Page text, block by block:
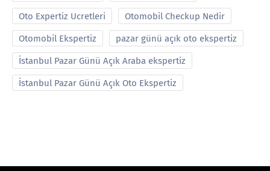
Oto Expertiz Ucretleri Otomobil Checkup Nedir
Otomobil Ekspertiz pazar günü açık oto ekspertiz
İstanbul Pazar Günü Açık Araba ekspertiz
İstanbul Pazar Günü Açık Oto Ekspertiz